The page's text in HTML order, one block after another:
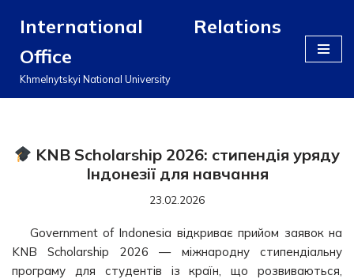
до
вмісту
International Relations
Office
Khmelnytskyi National University
KNB Scholarship 2026: стипендія уряду
Індонезії для навчання
23.02.2026
Government of Indonesia відкриває прийом заявок на
KNB Scholarship 2026 — міжнародну стипендіальну
програму для студентів із країн, що розвиваються,